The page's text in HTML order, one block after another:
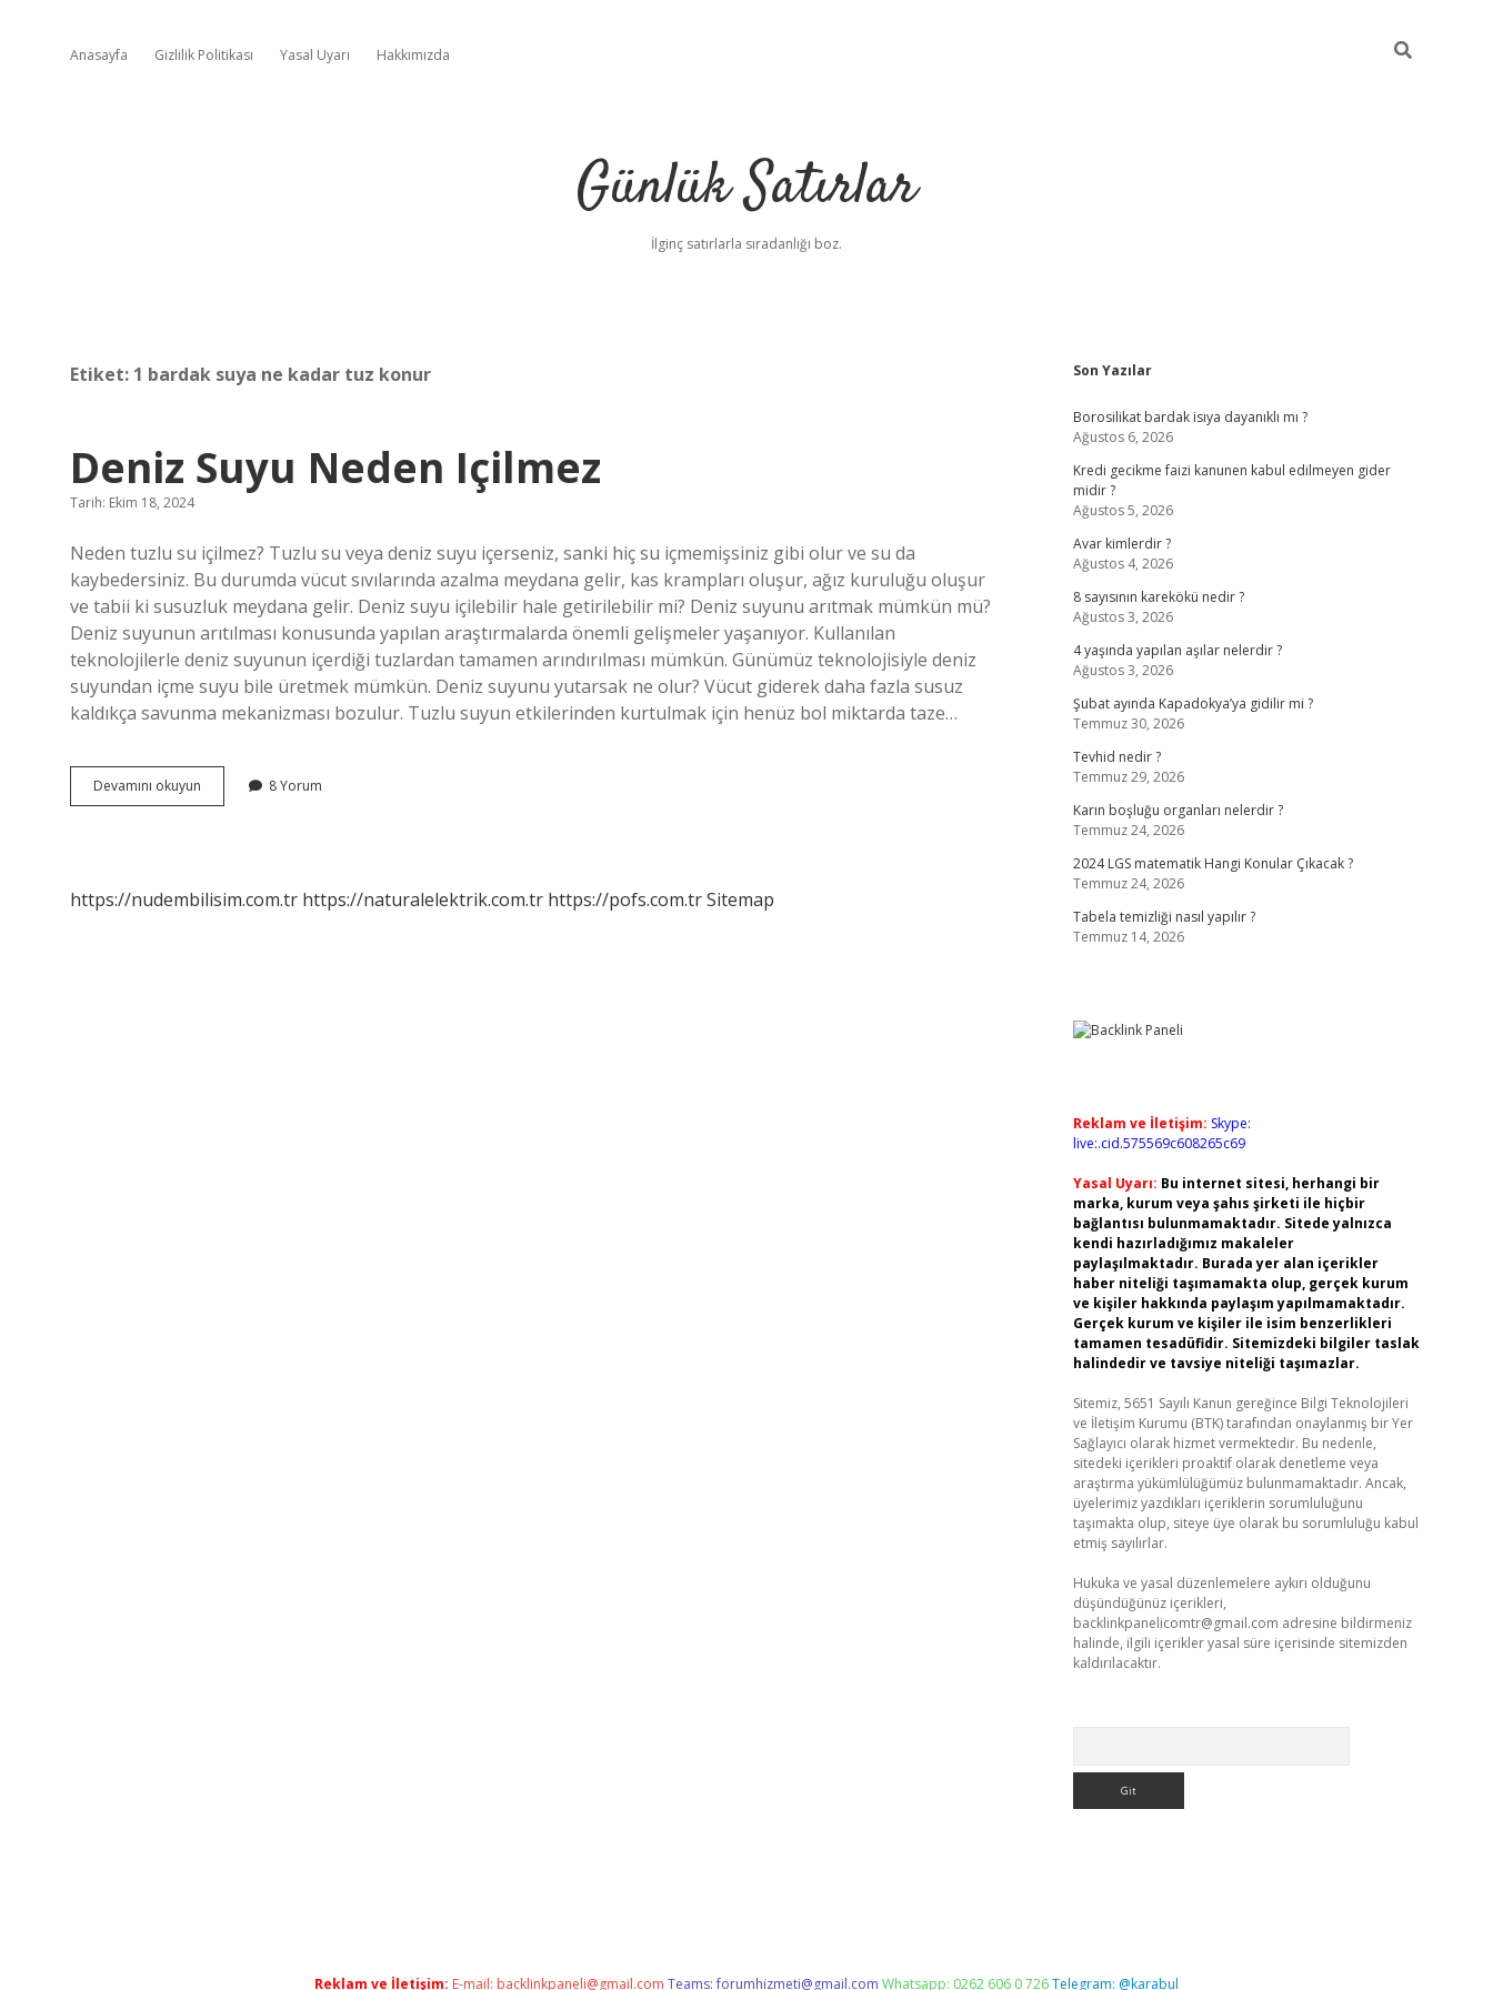
Anasayfa Gizlilik Politikası Yasal Uyarı Hakkımızda
Günlük Satırlar
İlginç satırlarla sıradanlığı boz.
Etiket: 1 bardak suya ne kadar tuz konur
Deniz Suyu Neden Içilmez
Tarih: Ekim 18, 2024
Neden tuzlu su içilmez? Tuzlu su veya deniz suyu içerseniz, sanki hiç su içmemişsiniz gibi olur ve su da
kaybedersiniz. Bu durumda vücut sıvılarında azalma meydana gelir, kas krampları oluşur, ağız kuruluğu oluşur
ve tabii ki susuzluk meydana gelir. Deniz suyu içilebilir hale getirilebilir mi? Deniz suyunu arıtmak mümkün mü?
Deniz suyunun arıtılması konusunda yapılan araştırmalarda önemli gelişmeler yaşanıyor. Kullanılan
teknolojilerle deniz suyunun içerdiği tuzlardan tamamen arındırılması mümkün. Günümüz teknolojisiyle deniz
suyundan içme suyu bile üretmek mümkün. Deniz suyunu yutarsak ne olur? Vücut giderek daha fazla susuz
kaldıkça savunma mekanizması bozulur. Tuzlu suyun etkilerinden kurtulmak için henüz bol miktarda taze…
Devamını okuyun
Suyu
8 Yorum
https://nudembilisim.com.tr https://naturalelektrik.com.tr https://pofs.com.trSitemap
Sidebar
Son Yazılar
Borosilikat bardak isıya dayanıklı mı ?
Ağustos 6, 2026
Kredi gecikme faizi kanunen kabul edilmeyen gider
midir ?
Ağustos 5, 2026
Avar kimlerdir ?
Ağustos 4, 2026
8 sayısının karekökü nedir ?
Ağustos 3, 2026
4 yaşında yapılan aşılar nelerdir ?
Ağustos 3, 2026
Şubat ayında Kapadokya’ya gidilir mi ?
Temmuz 30, 2026
Tevhid nedir ?
Temmuz 29, 2026
Karın boşluğu organları nelerdir ?
Temmuz 24, 2026
2024 LGS matematik Hangi Konular Çıkacak ?
Temmuz 24, 2026
Tabela temizliği nasıl yapılır ?
Temmuz 14, 2026
Reklam ve İletişim: Skype:
live:.cid.575569c608265c69
Yasal Uyarı: Bu internet sitesi, herhangi bir
marka, kurum veya şahıs şirketi ile hiçbir
bağlantısı bulunmamaktadır. Sitede yalnızca
kendi hazırladığımız makaleler
paylaşılmaktadır. Burada yer alan içerikler
haber niteliği taşımamakta olup, gerçek kurum
ve kişiler hakkında paylaşım yapılmamaktadır.
Gerçek kurum ve kişiler ile isim benzerlikleri
tamamen tesadüfidir. Sitemizdeki bilgiler taslak
halindedir ve tavsiye niteliği taşımazlar.
Sitemiz, 5651 Sayılı Kanun gereğince Bilgi Teknolojileri
ve İletişim Kurumu (BTK) tarafından onaylanmış bir Yer
Sağlayıcı olarak hizmet vermektedir. Bu nedenle,
sitedeki içerikleri proaktif olarak denetleme veya
araştırma yükümlülüğümüz bulunmamaktadır. Ancak,
üyelerimiz yazdıkları içeriklerin sorumluluğunu
taşımakta olup, siteye üye olarak bu sorumluluğu kabul
etmiş sayılırlar.
Hukuka ve yasal düzenlemelere aykırı olduğunu
düşündüğünüz içerikleri,
backlinkpanelicomtr@gmail.com adresine bildirmeniz
halinde, ilgili içerikler yasal süre içerisinde sitemizden
kaldırılacaktır.
Reklam ve İletişim: E-mail: backlinkpaneli@gmail.com Teams:forumhizmeti@gmail.com Whatsapp: 0262 606 0 726Telegram: @karabul